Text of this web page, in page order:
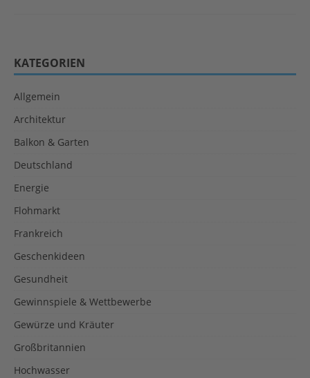
KATEGORIEN
Allgemein
Architektur
Balkon & Garten
Deutschland
Energie
Flohmarkt
Frankreich
Geschenkideen
Gesundheit
Gewinnspiele & Wettbewerbe
Gewürze und Kräuter
Großbritannien
Hochwasser